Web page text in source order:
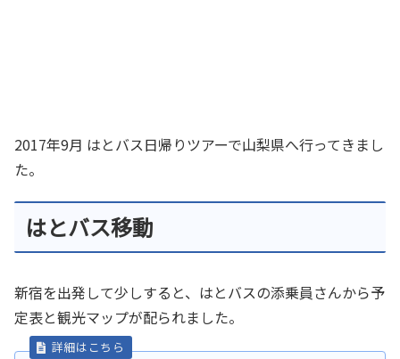
2017年9月 はとバス日帰りツアーで山梨県へ行ってきまし
た。
はとバス移動
新宿を出発して少しすると、はとバスの添乗員さんから予
定表と観光マップが配られました。